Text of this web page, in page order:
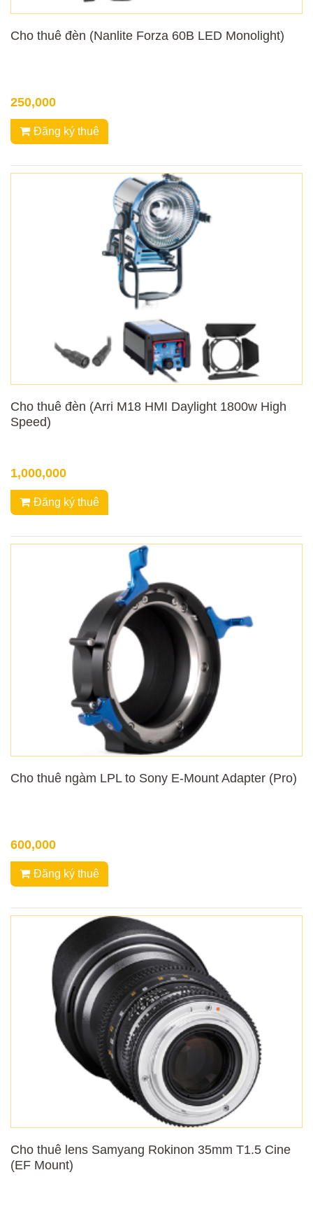
Cho thuê đèn (Nanlite Forza 60B LED Monolight)
250,000
Đăng ký thuê
Cho thuê đèn (Arri M18 HMI Daylight 1800w High
Speed)
1,000,000
Đăng ký thuê
Cho thuê ngàm LPL to Sony E-Mount Adapter (Pro)
600,000
Đăng ký thuê
Cho thuê lens Samyang Rokinon 35mm T1.5 Cine
(EF Mount)